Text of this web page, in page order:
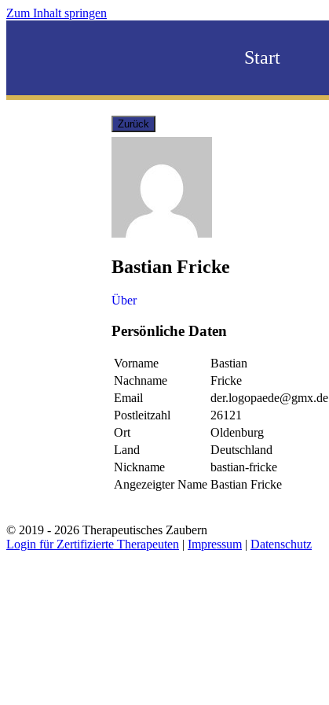
Zum Inhalt springen
Start
Bastian Fricke
Über
Persönliche Daten
Vorname
Bastian
Nachname
Fricke
Email
der.logopaede@gmx.de
Postleitzahl
26121
Ort
Oldenburg
Land
Deutschland
Nickname
bastian-fricke
Angezeigter Name Bastian Fricke
© 2019 - 2026 Therapeutisches Zaubern
Login für Zertifizierte Therapeuten | Impressum | Datenschutz